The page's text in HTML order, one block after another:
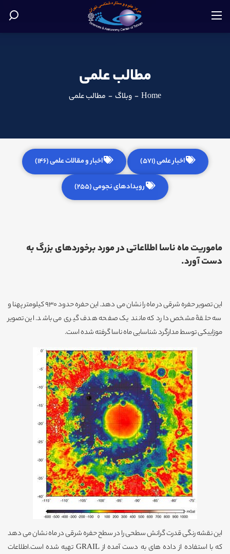
مطالب علمی
Home
- وبلاگ - مطالب علمی
اخبار علمی (571) اخبار و مقالات علمی (146)
رویدادهای نجومی (255)
ماموریت ماه ناسا اطلاعاتی در مورد برخوردهای بزرگ به
دست آورد.
این تصویر حفره شرقی در ماه را نشان می دهد. این حفره حدود 930 کیلومتر پهنا و
سه حلقۀ مشخص دارد که مانند یک صفحه هدف گیری می باشد. این تصویر
موزاییکی توسط مدارگرد شناسایی ماه ناسا گرفته شده است.
این نقشه رنگی قدرت گرانش سطحی را در سطح حفره شرقی در ماه نشان می دهد
که با استفاده از داده های به دست آمده از GRAIL تهیه شده است.اطلاعات